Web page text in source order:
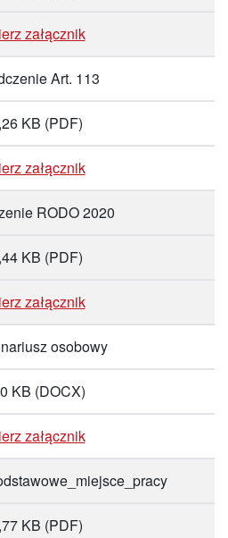
załącznik
Art. 113
KB (PDF)
załącznik
RODO 2020
KB (PDF)
załącznik
osobowy
KB (DOCX)
załącznik
KB (PDF)